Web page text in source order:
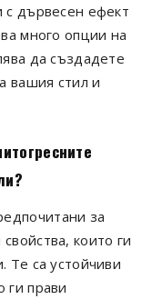
с дървесен ефект
много опции на
да създадете
вашия стил и
за
които ги
Те са устойчиви
ги прави